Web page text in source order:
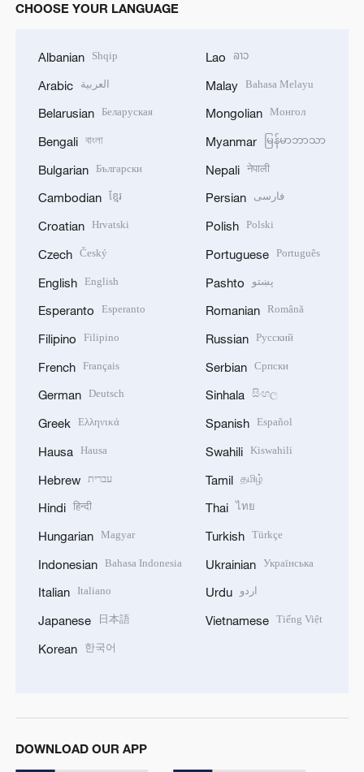
CHOOSE YOUR LANGUAGE
Albanian Shqip
Arabic العربية
Belarusian Беларуская
Bengali বাংলা
Bulgarian Български
Cambodian ខ្មែរ
Croatian Hrvatski
Czech Český
English English
Esperanto Esperanto
Filipino Filipino
French Français
German Deutsch
Greek Ελληνικά
Hausa Hausa
Hebrew עברית
Hindi हिन्दी
Hungarian Magyar
Indonesian Bahasa Indonesia
Italian Italiano
Japanese 日本語
Korean 한국어
Lao ລາວ
Malay Bahasa Melayu
Mongolian Монгол
Myanmar မြန်မာဘာသာ
Nepali नेपाली
Persian فارسی
Polish Polski
Portuguese Português
Pashto پښتو
Romanian Română
Russian Русский
Serbian Српски
Sinhala සිංහල
Spanish Español
Swahili Kiswahili
Tamil தமிழ்
Thai ไทย
Turkish Türkçe
Ukrainian Українська
Urdu اردو
Vietnamese Tiếng Việt
DOWNLOAD OUR APP